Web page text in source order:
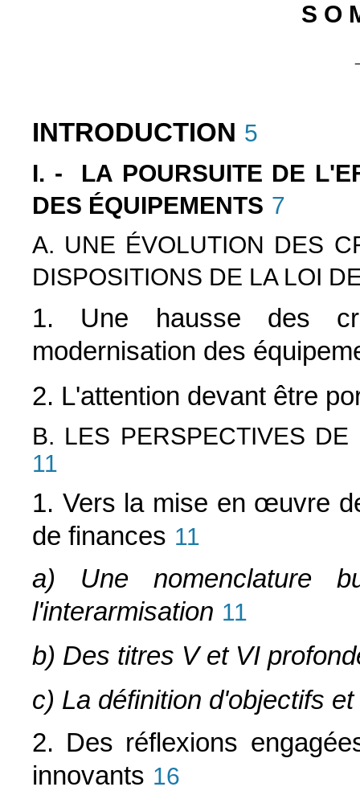
S O
INTRODUCTION 5
I. - LA POURSUITE DE
DES ÉQUIPEMENTS 7
A. UNE ÉVOLUTION DES
DISPOSITIONS DE LA LOI
1. Une hausse des
modernisation des
2. L'attention devant être
B. LES PERSPECTIVES
11
1. Vers la mise en œuvre
de finances 11
a) Une nomenclature
l'interarmisation 11
b) Des titres V et VI
c) La définition d'objectifs
2. Des réflexions
innovants 16